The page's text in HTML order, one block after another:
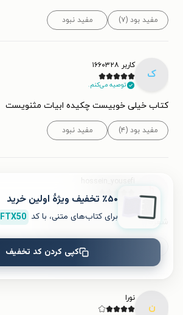
مفید بود (۷) مفید نبود
ک
کاربر ۱۶۶۰۳۲۸
توصیه می‌کنم.
کتاب خیلی خوبیست چکیده ابیات مثنویست
مفید بود (۴) مفید نبود
شعرهاش خیلی عالی بود و پرمفهوم .
مفید نبود
ن
نورا
٪۵۰ تخفیف ویژۀ اولین خرید
برای کتاب‌های متنی، با کد FTX50
کپی کردن کد تخفیف